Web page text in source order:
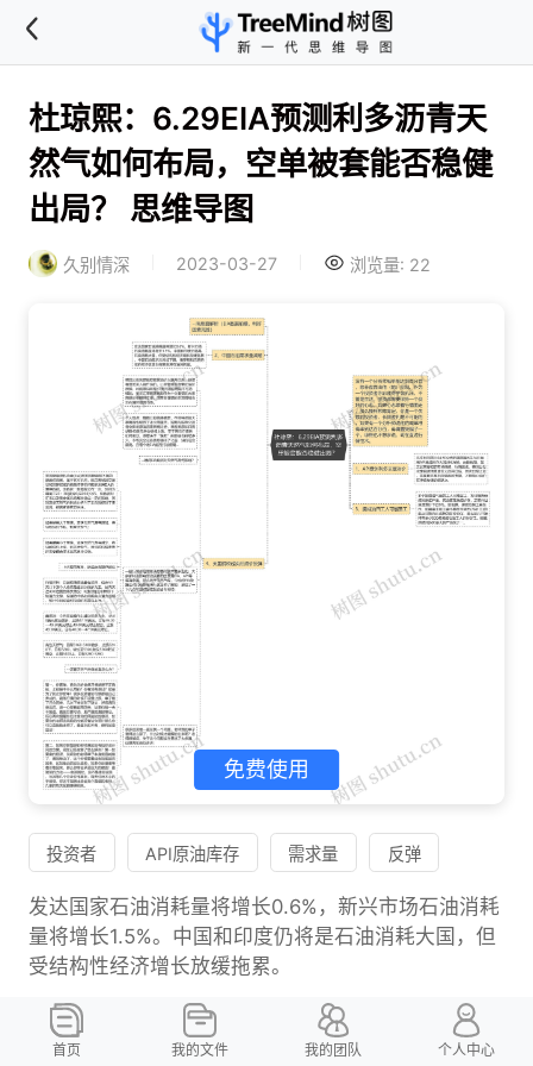
杜琼熙：6.29EIA预测利多沥青天
然气如何布局，空单被套能否稳健
出局？ 思维导图
久别情深 2023-03-27 浏览量: 22
免费使用
投资者 API原油库存 需求量 反弹
发达国家石油消耗量将增长0.6%，新兴市场石油消耗
量将增长1.5%。中国和印度仍将是石油消耗大国，但
受结构性经济增长放缓拖累。
树图思维导图提供《杜琼熙：6.29EIA预测利多沥青天
然气如何布局，空单被套能否稳健出局？ 》在线思维
首页 我的文件 我的团队 个人中心